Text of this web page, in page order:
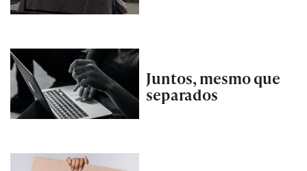
Juntos, mesmo que
separados